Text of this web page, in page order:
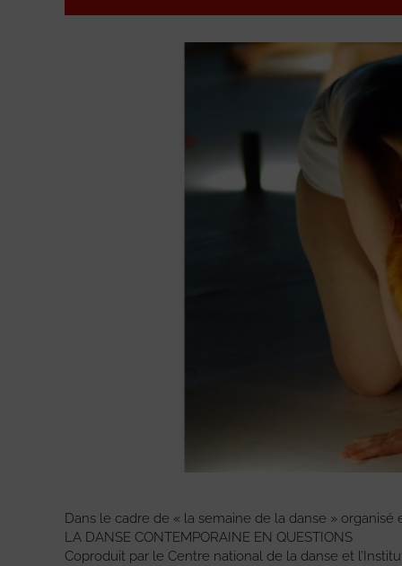
Dans le cadre de « la semaine de la danse »
LA DANSE CONTEMPORAINE EN QUESTIONS
Coproduit par le Centre national de la danse et